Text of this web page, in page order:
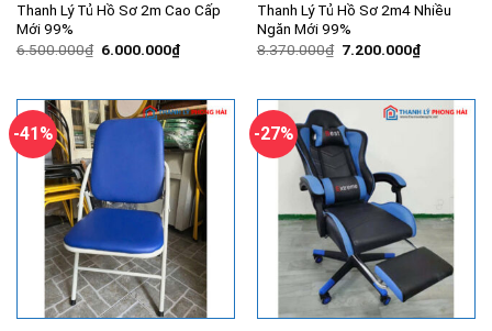
Thanh Lý Tủ Hồ Sơ 2m Cao Cấp
Mới 99%
6.500.000₫ Giá
6.000.000₫Giá
hiện
6.000.000₫.
Thanh Lý Tủ Hồ Sơ 2m4 Nhiều
Ngăn Mới 99%
8.370.000₫ Giá
7.200.000₫Giá
hiện
-41% -27%